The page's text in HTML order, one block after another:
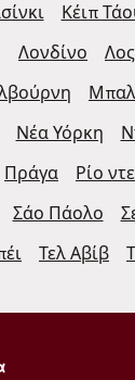
Κέιπ
Λονδίνο
Νέα Υόρκη
Πράγα Ρίο
Σάο Πάολο
Τελ Αβίβ